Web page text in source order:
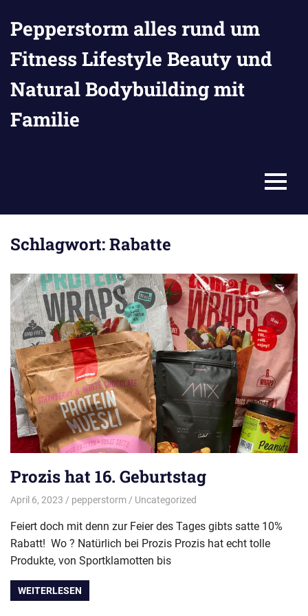
Inhalt
springen
Pepperstorm alles rund um
Fitness Lifestyle Beauty und
Natural Bodybuilding mit
Familie
MENU
Schlagwort:Rabatte
Prozis hat 16. Geburtstag
April 6, 2023 pepperstorm Uncategorized
Feiert doch mit denn zur Feier des Tages gibts satte 10%
Rabatt! Wo ? Natürlich bei Prozis Prozis hat echt tolle
Produkte, von Sportklamotten bis
WEITERLESEN